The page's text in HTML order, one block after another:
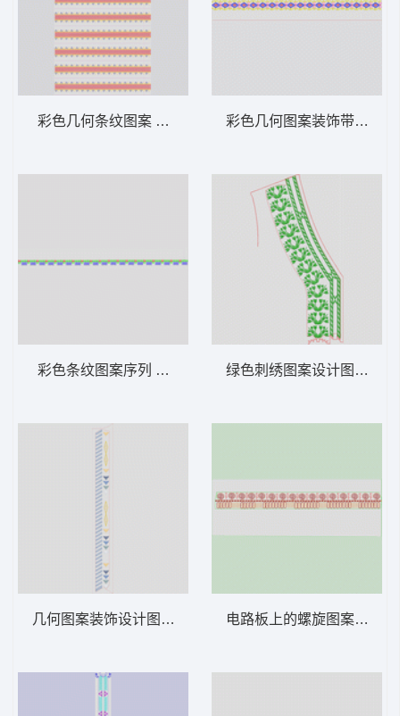
彩色几何条纹图案 汉服
彩色条纹图案序列 汉服
几何图案装饰设计图 汉服
彩色几何图案装饰带 汉服
绿色刺绣图案设计图 汉服
电路板上的螺旋图案 汉服